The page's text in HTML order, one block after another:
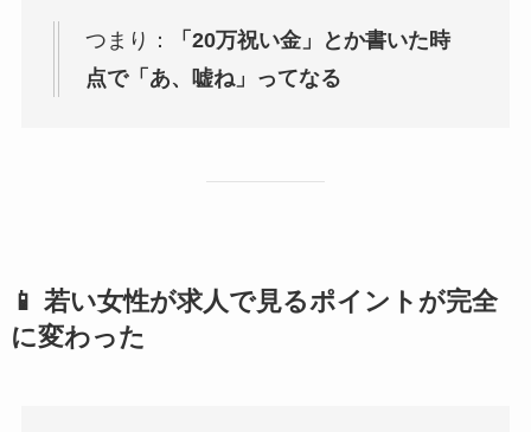
つまり：
「20万祝い金」とか書いた時
点で「あ、嘘ね」ってなる
📱 若い女性が求人で見るポイントが完全
に変わった